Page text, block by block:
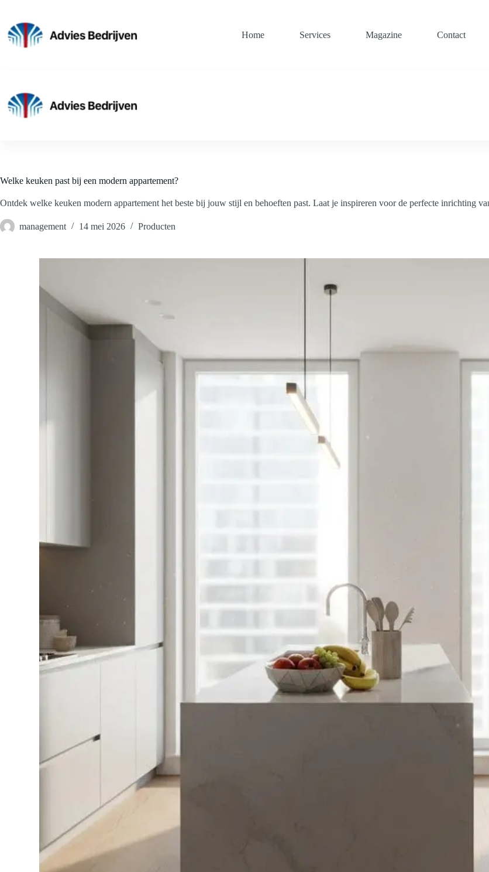
inhoud
Home Services Magazine Contact
Welke keuken past bij een modern appartement?
Ontdek welke keuken modern appartement het beste bij jouw stijl en behoeften past. Laat je inspireren voor de perfecte inrichting
management 14 mei 2026 Producten